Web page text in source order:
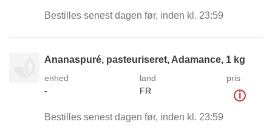
Bestilles senest dagen før, inden kl. 23:59
Ananaspuré, pasteuriseret, Adamance, 1 kg
enhed
-
land
FR
pris
i
Bestilles senest dagen før, inden kl. 23:59